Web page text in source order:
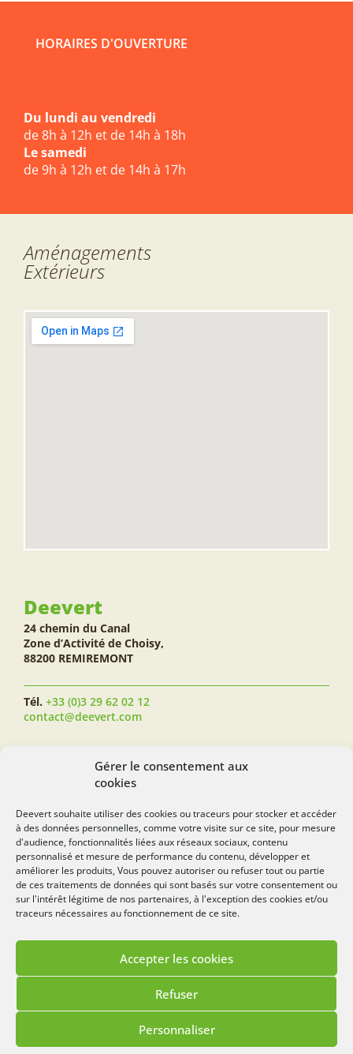
Gérer le consentement aux
cookies
Deevert souhaite utiliser des cookies ou traceurs pour stocker et accéder
à des données personnelles, comme votre visite sur ce site, pour mesure
d'audience, fonctionnalités liées aux réseaux sociaux, contenu
personnalisé et mesure de performance du contenu, développer et
améliorer les produits, Vous pouvez autoriser ou refuser tout ou partie
de ces traitements de données qui sont basés sur votre consentement ou
sur l'intérêt légitime de nos partenaires, à l'exception des cookies et/ou
traceurs nécessaires au fonctionnement de ce site.
Accepter les cookies
Refuser
Personnaliser
HORAIRES D'OUVERTURE
Du lundi au vendredi
de 8h à 12h et de 14h à 18h
Le samedi
de 9h à 12h et de 14h à 17h
Aménagements
Extérieurs
Deevert
24 chemin du Canal
Zone d’Activité de Choisy,
88200 REMIREMONT
Tél. +33 (0)3 29 62 02 12
contact@deevert.com
SUIVEZ-NOUS...
deevert.com
Mentions légales Politique de cookies